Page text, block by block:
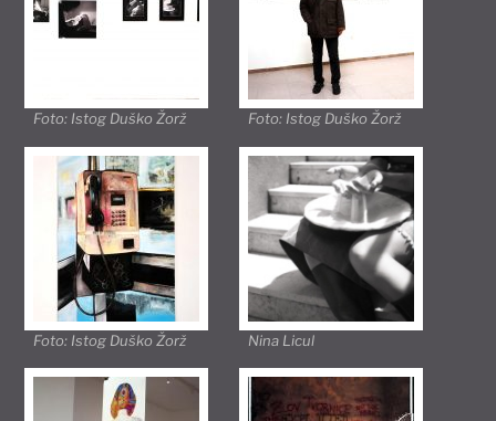
Foto: Istog Duško Žorž Foto: Istog Duško Žorž
Foto: Istog Duško Žorž Nina Licul